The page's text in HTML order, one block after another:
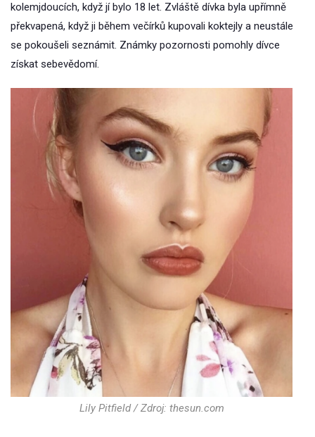
kolemjdoucích, když jí bylo 18 let. Zvláště dívka byla upřímně
překvapená, když ji během večírků kupovali koktejly a neustále
se pokoušeli seznámit. Známky pozornosti pomohly dívce
získat sebevědomí.
Lily Pitfield / Zdroj: thesun.com